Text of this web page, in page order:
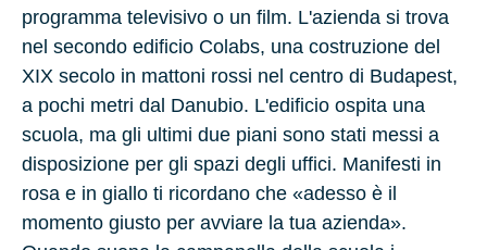
programma televisivo o un film. L'azienda si trova
nel secondo edificio Colabs, una costruzione del
XIX secolo in mattoni rossi nel centro di Budapest,
a pochi metri dal Danubio. L'edificio ospita una
scuola, ma gli ultimi due piani sono stati messi a
disposizione per gli spazi degli uffici. Manifesti in
rosa e in giallo ti ricordano che «adesso è il
momento giusto per avviare la tua azienda».